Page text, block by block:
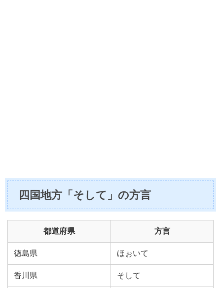
四国地方「そして」の方言
都道府県 方言
徳島県 ほぉいて
香川県 そして